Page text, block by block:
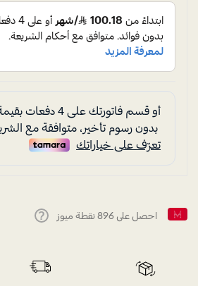
احصل على 896 نقطة ميوز